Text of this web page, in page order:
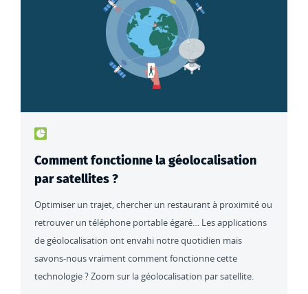
Type de contenu : actualités
Comment fonctionne la géolocalisation
par satellites ?
Optimiser un trajet, chercher un restaurant à proximité ou
retrouver un téléphone portable égaré… Les applications
de géolocalisation ont envahi notre quotidien mais
savons-nous vraiment comment fonctionne cette
technologie ? Zoom sur la géolocalisation par satellite.